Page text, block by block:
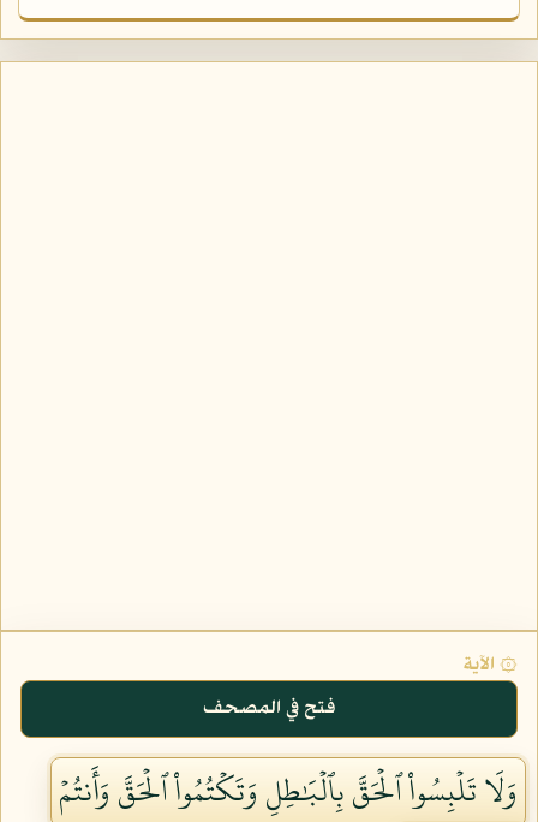
۞ الآية
فتح في المصحف
وَلَا تَلۡبِسُواْ ٱلۡحَقَّ بِٱلۡبَٰطِلِ وَتَكۡتُمُواْ ٱلۡحَقَّ وَأَنتُمۡ